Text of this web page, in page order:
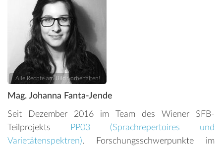
Alle Rechte am Bild vorbehalten!
Mag. Johanna Fanta-Jende
Seit Dezember 2016 im Team des Wiener SFB-
Teilprojekts
PP03 (Sprachrepertoires und
Varietätenspektren). Forschungsschwerpunkte im